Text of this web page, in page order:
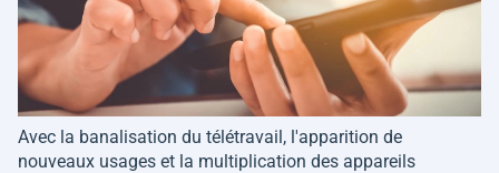
Avec la banalisation du télétravail, l'apparition de
nouveaux usages et la multiplication des appareils